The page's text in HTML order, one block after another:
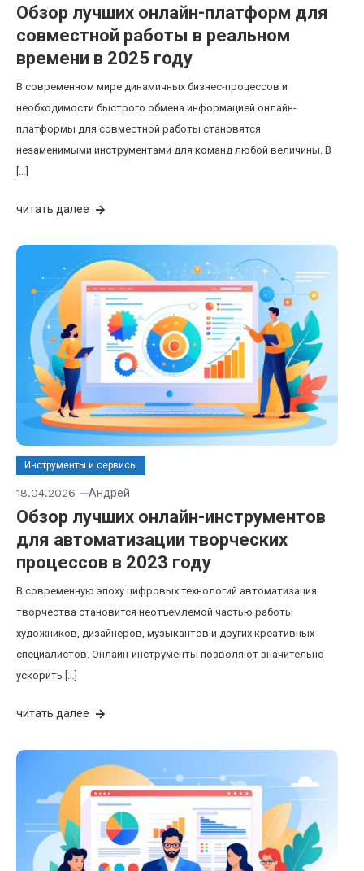
Обзор лучших онлайн-платформ для
совместной работы в реальном
времени в 2025 году
В современном мире динамичных бизнес-процессов и
необходимости быстрого обмена информацией онлайн-
платформы для совместной работы становятся
незаменимыми инструментами для команд любой величины. В
[…]
читать далее
Инструменты и сервисы
18.04.2026 Андрей
Обзор лучших онлайн-инструментов
для автоматизации творческих
процессов в 2023 году
В современную эпоху цифровых технологий автоматизация
творчества становится неотъемлемой частью работы
художников, дизайнеров, музыкантов и других креативных
специалистов. Онлайн-инструменты позволяют значительно
ускорить […]
читать далее